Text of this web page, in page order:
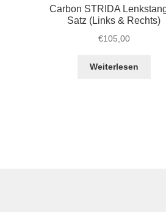
Carbon STRIDA
Satz (Links & Rechts)
€105,00
Weiterlesen